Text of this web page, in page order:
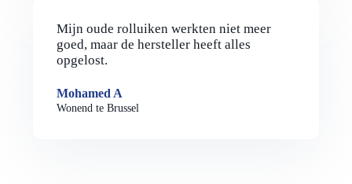
Mijn oude rolluiken werkten niet meer
goed, maar de hersteller heeft alles
opgelost.
Mohamed A
Wonend te Brussel